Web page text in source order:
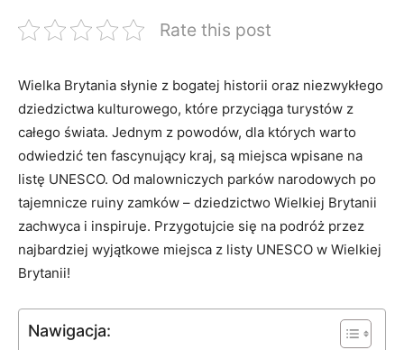
Rate this post
Wielka⁣ Brytania słynie z bogatej historii oraz niezwykłego
dziedzictwa kulturowego, które przyciąga ​turystów‌ z
całego ‌świata. Jednym z powodów, dla ‌których warto
odwiedzić ten fascynujący kraj, ⁢są miejsca wpisane‍ na
listę​ UNESCO. Od malowniczych‍ parków narodowych po
tajemnicze ⁤ruiny zamków‌ – dziedzictwo Wielkiej⁤ Brytanii
zachwyca i inspiruje. Przygotujcie się na podróż przez ​
najbardziej‌ wyjątkowe miejsca z listy UNESCO w Wielkiej
Brytanii!
Nawigacja: